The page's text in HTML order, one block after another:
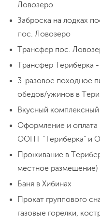
искупаться.
будем
бурную
костра.
Нет связи и интернета
День 3
База КСС - пер.
м) - плато - база
Продолжаем
воздуха!
снова
через
перевальной
24 км, набор высоты
Нет связи и интернета
Ловозеро
Заброска на лодках
пос. Ловозеро
Трансфер пос.
Трансфер Териберка
3-разовое походное
обедов/ужинов в
Вкусный
Оформление и оплата
ООПТ "Териберка" и
Проживание в
местное размещение)
Баня в Хибинах
Прокат группового
газовые горелки,